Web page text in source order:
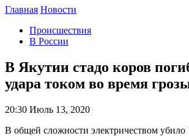
Главная Новости
Происшествия
В России
В Якутии стадо коров
удара током во время
20:30 Июль 13, 2020
В общей сложности электричеством